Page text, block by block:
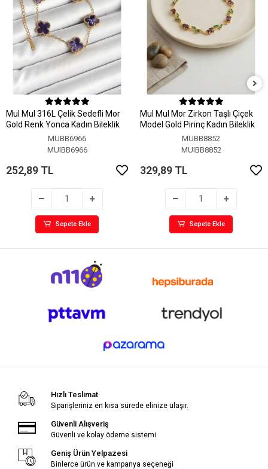
MuI MuI 316L Çelik Sedefli Mor
Gold Renk Yonca Kadın Bileklik
MUBB6966
MUIBB6966
252,89 TL
Sepete Ekle
MuI MuI Mor Zirkon Taşlı Çiçek
Model Gold Pirinç Kadın Bileklik
MUBB8852
MUIBB8852
329,89 TL
Sepete Ekle
Hızlı Teslimat
Siparişleriniz en kısa sürede elinize ulaşır.
Güvenli Alışveriş
Güvenli ve kolay ödeme sistemi
Geniş Ürün Yelpazesi
Binlerce ürün ve kampanya seçeneği